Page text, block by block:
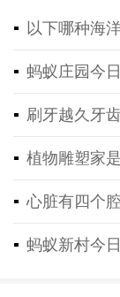
友：https://
以下哪种海
蚂蚁庄园今
刷牙越久牙
植物雕塑家
心脏有四个
蚂蚁新村今